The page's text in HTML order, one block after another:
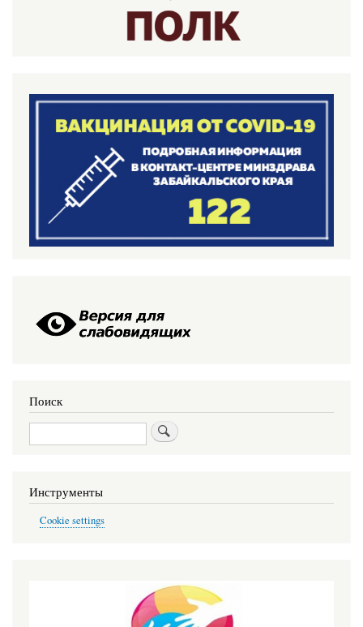
Поиск
Поиск
Инструменты
Cookie settings